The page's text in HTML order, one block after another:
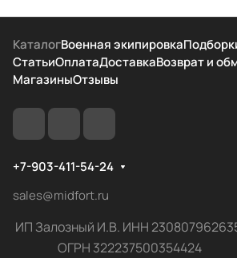
КаталогВоенная экипировка
СтатьиОплатаДоставкаВозврат и
МагазиныОтзывы
+7-903-411-54-24
sales@midfort.ru
ИП Залозный И.В. ИНН
ОГРН 322237500354424